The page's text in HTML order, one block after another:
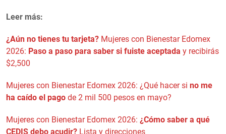
Leer más:
¿Aún no tienes tu tarjeta? Mujeres con Bienestar Edomex
2026: Paso a paso para saber si fuiste aceptada y recibirás
$2,500
Mujeres con Bienestar Edomex 2026: ¿Qué hacer si no me
ha caído el pago de 2 mil 500 pesos en mayo?
Mujeres con Bienestar Edomex 2026: ¿Cómo saber a qué
CEDIS debo acudir? Lista y direcciones